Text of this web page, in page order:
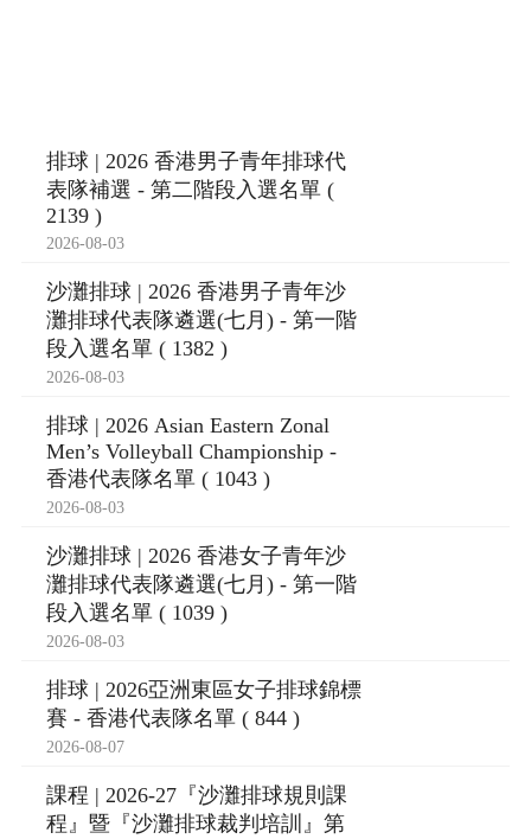
排球 | 2026 香港男子青年排球代
表隊補選 - 第二階段入選名單 (
2139 )
2026-08-03
沙灘排球 | 2026 香港男子青年沙
灘排球代表隊遴選(七月) - 第一階
段入選名單 ( 1382 )
2026-08-03
排球 | 2026 Asian Eastern Zonal
Men’s Volleyball Championship -
香港代表隊名單 ( 1043 )
2026-08-03
沙灘排球 | 2026 香港女子青年沙
灘排球代表隊遴選(七月) - 第一階
段入選名單 ( 1039 )
2026-08-03
排球 | 2026亞洲東區女子排球錦標
賽 - 香港代表隊名單 ( 844 )
2026-08-07
課程 | 2026-27『沙灘排球規則課
程』暨『沙灘排球裁判培訓』第